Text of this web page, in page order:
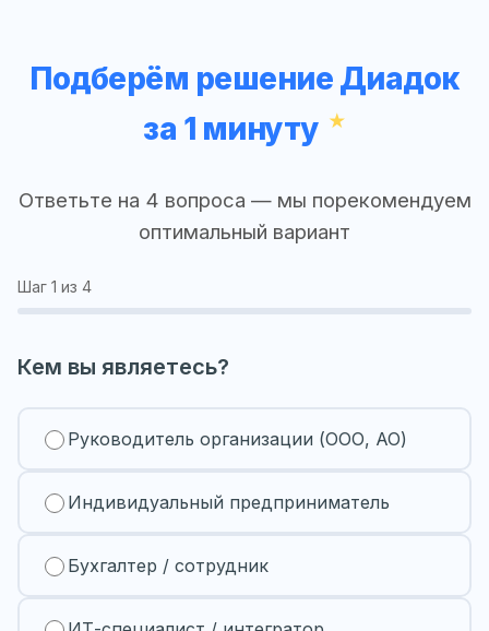
Подберём решение Диадок
за 1 минуту
Ответьте на 4 вопроса — мы порекомендуем
оптимальный вариант
Шаг 1 из 4
Кем вы являетесь?
Руководитель организации (ООО, АО)
Индивидуальный предприниматель
Бухгалтер / сотрудник